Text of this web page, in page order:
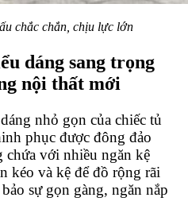
chắc chắn, chịu lực lớn
dáng sang trọng
nội thất mới
nhỏ gọn của chiếc tủ
phục được đông đảo
chứa với nhiều ngăn kệ
kéo và kệ để đồ rộng rãi
sự gọn gàng, ngăn nắp